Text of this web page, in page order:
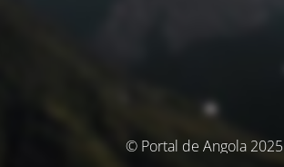
© Portal de Angola 2025